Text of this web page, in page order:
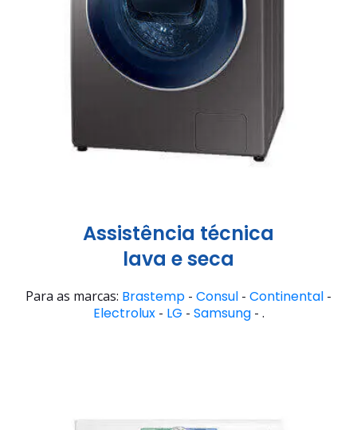
Assistência técnica
lava e seca
Para as marcas: Brastemp - Consul - Continental -
Electrolux- LG - Samsung- .